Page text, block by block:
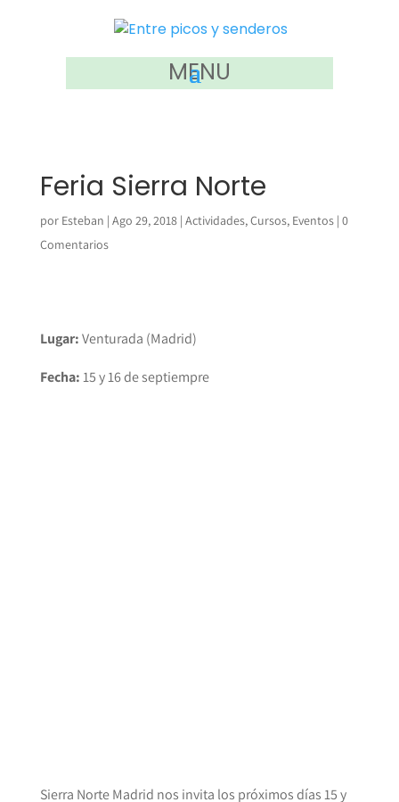
MENU
Feria Sierra Norte
por Esteban | Ago 29, 2018| Actividades,Cursos, Eventos| 0
Comentarios
Lugar:Venturada (Madrid)
Fecha:15 y 16 de septiempre
Sierra Norte Madrid nos invita los próximos días 15 y